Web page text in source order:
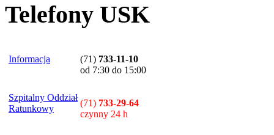
Telefony USK
Informacja (71) 733-11-10
od 7:30 do 15:00
Szpitalny Oddział
Ratunkowy
(71) 733-29-64
czynny 24 h